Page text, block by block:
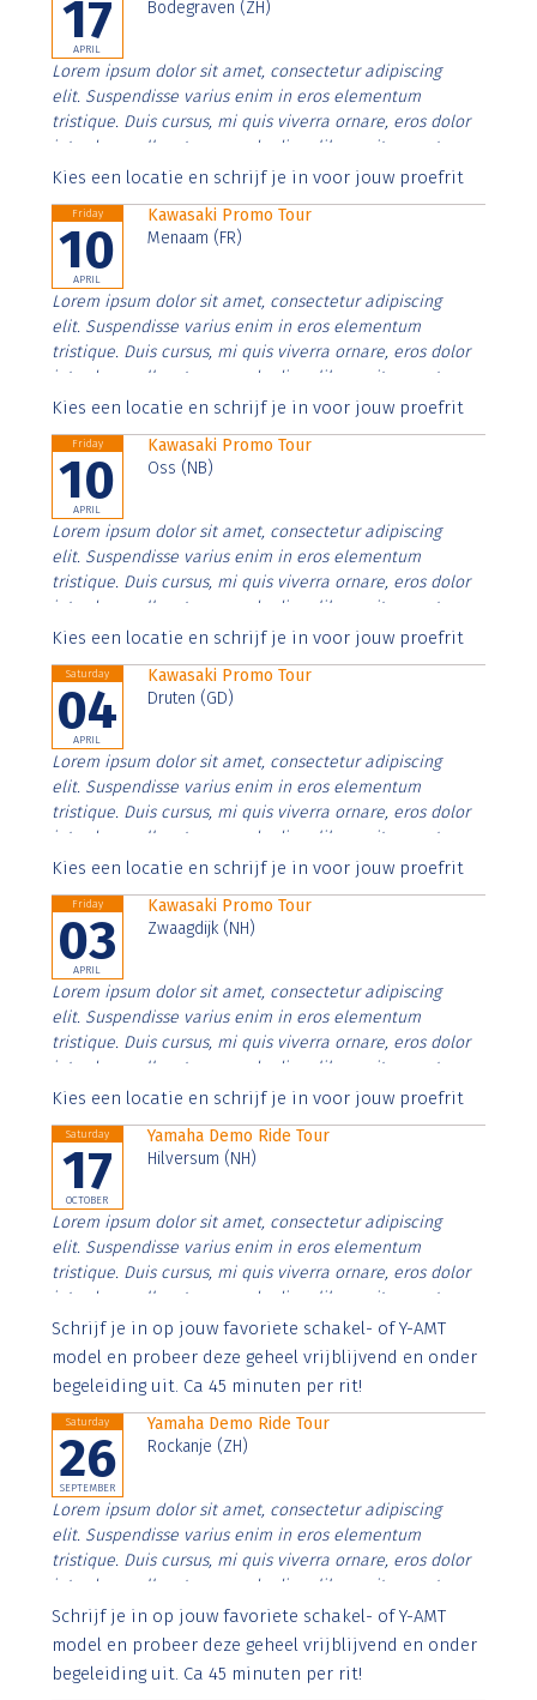
17
APRIL
Bodegraven (ZH)
Lorem ipsum dolor sit amet, consectetur adipiscing
elit. Suspendisse varius enim in eros elementum
tristique. Duis cursus, mi quis viverra ornare, eros dolor
interdum nulla, ut commodo diam libero vitae erat.
Aenean faucibus nibh et justo cursus id rutrum lorem
Kies een locatie en schrijf je in voor jouw proefrit
Friday
10
APRIL
Kawasaki Promo Tour
Menaam (FR)
Lorem ipsum dolor sit amet, consectetur adipiscing
elit. Suspendisse varius enim in eros elementum
tristique. Duis cursus, mi quis viverra ornare, eros dolor
interdum nulla, ut commodo diam libero vitae erat.
Aenean faucibus nibh et justo cursus id rutrum lorem
Kies een locatie en schrijf je in voor jouw proefrit
Friday
10
APRIL
Kawasaki Promo Tour
Oss (NB)
Lorem ipsum dolor sit amet, consectetur adipiscing
elit. Suspendisse varius enim in eros elementum
tristique. Duis cursus, mi quis viverra ornare, eros dolor
interdum nulla, ut commodo diam libero vitae erat.
Aenean faucibus nibh et justo cursus id rutrum lorem
Kies een locatie en schrijf je in voor jouw proefrit
Saturday
04
APRIL
Kawasaki Promo Tour
Druten (GD)
Lorem ipsum dolor sit amet, consectetur adipiscing
elit. Suspendisse varius enim in eros elementum
tristique. Duis cursus, mi quis viverra ornare, eros dolor
interdum nulla, ut commodo diam libero vitae erat.
Aenean faucibus nibh et justo cursus id rutrum lorem
Kies een locatie en schrijf je in voor jouw proefrit
Friday
03
APRIL
Kawasaki Promo Tour
Zwaagdijk (NH)
Lorem ipsum dolor sit amet, consectetur adipiscing
elit. Suspendisse varius enim in eros elementum
tristique. Duis cursus, mi quis viverra ornare, eros dolor
interdum nulla, ut commodo diam libero vitae erat.
Aenean faucibus nibh et justo cursus id rutrum lorem
Kies een locatie en schrijf je in voor jouw proefrit
Saturday
17
OCTOBER
Yamaha Demo Ride Tour
Hilversum (NH)
Lorem ipsum dolor sit amet, consectetur adipiscing
elit. Suspendisse varius enim in eros elementum
tristique. Duis cursus, mi quis viverra ornare, eros dolor
interdum nulla, ut commodo diam libero vitae erat.
Aenean faucibus nibh et justo cursus id rutrum lorem
imperdiet. Nunc ut sem vitae risus tristique posuere.
Schrijf je in op jouw favoriete schakel- of Y-AMT
model en probeer deze geheel vrijblijvend en onder
begeleiding uit. Ca 45 minuten per rit!
Saturday
26
SEPTEMBER
Yamaha Demo Ride Tour
Rockanje (ZH)
Lorem ipsum dolor sit amet, consectetur adipiscing
elit. Suspendisse varius enim in eros elementum
tristique. Duis cursus, mi quis viverra ornare, eros dolor
interdum nulla, ut commodo diam libero vitae erat.
Aenean faucibus nibh et justo cursus id rutrum lorem
imperdiet. Nunc ut sem vitae risus tristique posuere.
Schrijf je in op jouw favoriete schakel- of Y-AMT
model en probeer deze geheel vrijblijvend en onder
begeleiding uit. Ca 45 minuten per rit!